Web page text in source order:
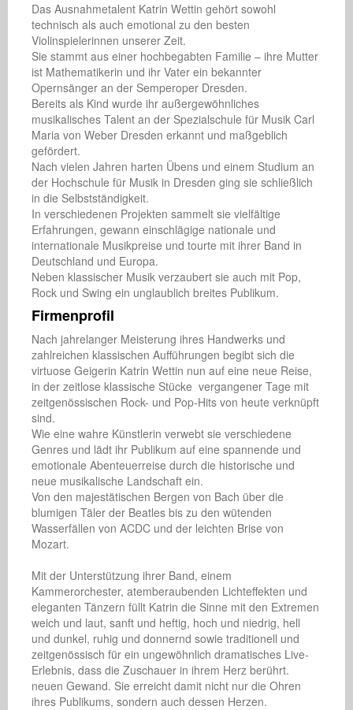
Das Ausnahmetalent Katrin Wettin gehört sowohl
technisch als auch emotional zu den besten
Violinspielerinnen unserer Zeit.
Sie stammt aus einer hochbegabten Familie – ihre Mutter
ist Mathematikerin und ihr Vater ein bekannter
Opernsänger an der Semperoper Dresden.
Bereits als Kind wurde ihr außergewöhnliches
musikalisches Talent an der Spezialschule für Musik Carl
Maria von Weber Dresden erkannt und maßgeblich
gefördert.
Nach vielen Jahren harten Übens und einem Studium an
der Hochschule für Musik in Dresden ging sie schließlich
in die Selbstständigkeit.
In verschiedenen Projekten sammelt sie vielfältige
Erfahrungen, gewann einschlägige nationale und
internationale Musikpreise und tourte mit ihrer Band in
Deutschland und Europa.
Neben klassischer Musik verzaubert sie auch mit Pop,
Rock und Swing ein unglaublich breites Publikum.
Firmenprofil
Nach jahrelanger Meisterung ihres Handwerks und
zahlreichen klassischen Aufführungen begibt sich die
virtuose Geigerin Katrin Wettin nun auf eine neue Reise,
in der zeitlose klassische Stücke  vergangener Tage mit
zeitgenössischen Rock- und Pop-Hits von heute verknüpft
sind.
Wie eine wahre Künstlerin verwebt sie verschiedene
Genres und lädt ihr Publikum auf eine spannende und
emotionale Abenteuerreise durch die historische und
neue musikalische Landschaft ein.
Von den majestätischen Bergen von Bach über die
blumigen Täler der Beatles bis zu den wütenden
Wasserfällen von ACDC und der leichten Brise von
Mozart.
Mit der Unterstützung ihrer Band, einem
Kammerorchester, atemberaubenden Lichteffekten und
eleganten Tänzern füllt Katrin die Sinne mit den Extremen
weich und laut, sanft und heftig, hoch und niedrig, hell
und dunkel, ruhig und donnernd sowie traditionell und
zeitgenössisch für ein ungewöhnlich dramatisches Live-
Erlebnis, dass die Zuschauer in ihrem Herz berührt.
neuen Gewand. Sie erreicht damit nicht nur die Ohren
ihres Publikums, sondern auch dessen Herzen.